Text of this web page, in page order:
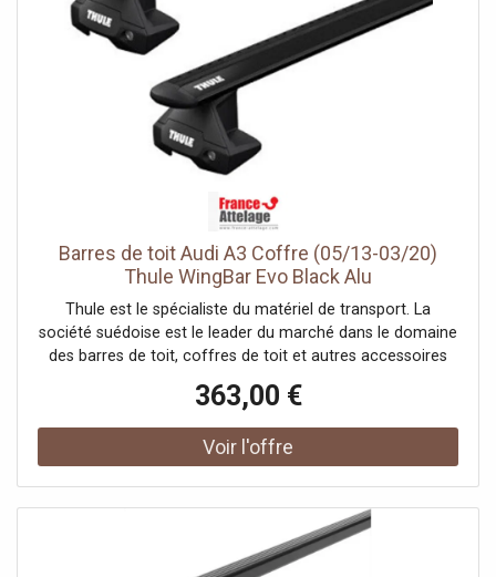
système intègre un limiteur de couple intelligent qui émet
un "clic" sonore dès que le serrage optimal est atteint,
éliminant tout risque d'erreur de montage. De plus, ce
coffre de toit est équipé d'une ouverture bilatérale
(gauche et droite) pour faciliter l'accès, associée à un
système de verrouillage centralisé à 3 points de
fermeture. Par mesure de sécurité maximale, la serrure
est dotée d'un détrompeur : c'est à dire qu'il est
physiquement impossible de retirer la clé tant que le
coffre n'est pas intégralement et...
Barres de toit Audi A3 Coffre (05/13-03/20)
Thule WingBar Evo Black Alu
Thule est le spécialiste du matériel de transport. La
société suédoise est le leader du marché dans le domaine
des barres de toit, coffres de toit et autres accessoires
offre une large gamme de la marque Thule et vous
propose les meilleurs prix tout au long de l'année.
363,00 €